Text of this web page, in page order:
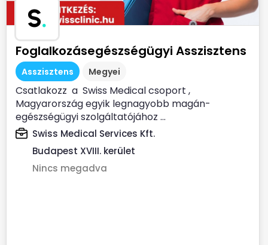
S.
Foglalkozásegészségügyi Asszisztens
Asszisztens Megyei
Csatlakozz a Swiss Medical csoport ,
Magyarország egyik legnagyobb magán-
egészségügyi szolgáltatójához ...
Swiss Medical Services Kft.
Budapest XVIII. kerület
Nincs megadva